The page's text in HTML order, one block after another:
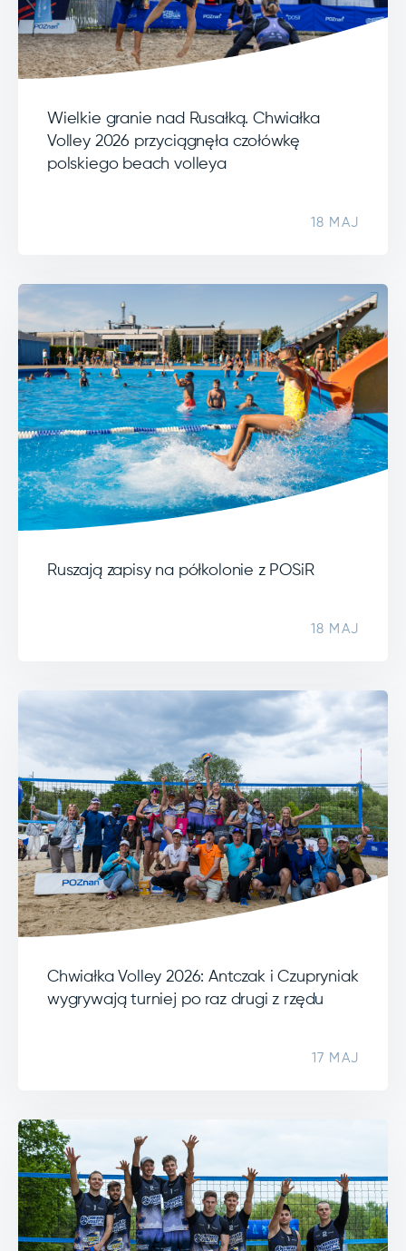
Wielkie granie nad Rusałką. Chwiałka
Volley 2026 przyciągnęła czołówkę
polskiego beach volleya
18 MAJ
Ruszają zapisy na półkolonie z POSiR
18 MAJ
Chwiałka Volley 2026: Antczak i Czupryniak
wygrywają turniej po raz drugi z rzędu
17 MAJ